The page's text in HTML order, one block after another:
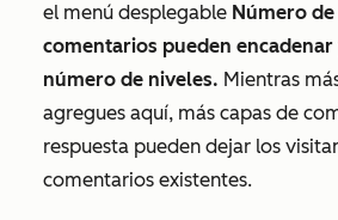
el menú desplegable Número
comentarios pueden encadenar
número de niveles. Mientras
agregues aquí, más capas de
respuesta pueden dejar los
comentarios existentes.